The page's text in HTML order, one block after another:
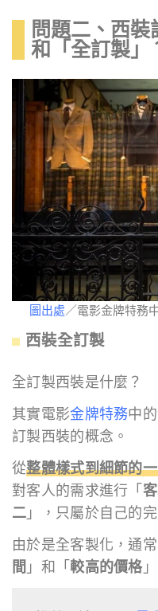
問題二、西裝
和「全訂製」
圖出處／電影金牌特務
西裝全訂製
全訂製西裝是什麼？
其實電影金牌特務中
訂製西裝的概念。
從整體樣式到細節的
對客人的需求進行「
二 」，只屬於自己的
由於是全客製化，通
間 」和「較高的價格」